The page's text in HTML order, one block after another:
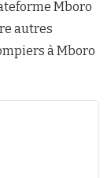
Mboro
autres
à Mboro